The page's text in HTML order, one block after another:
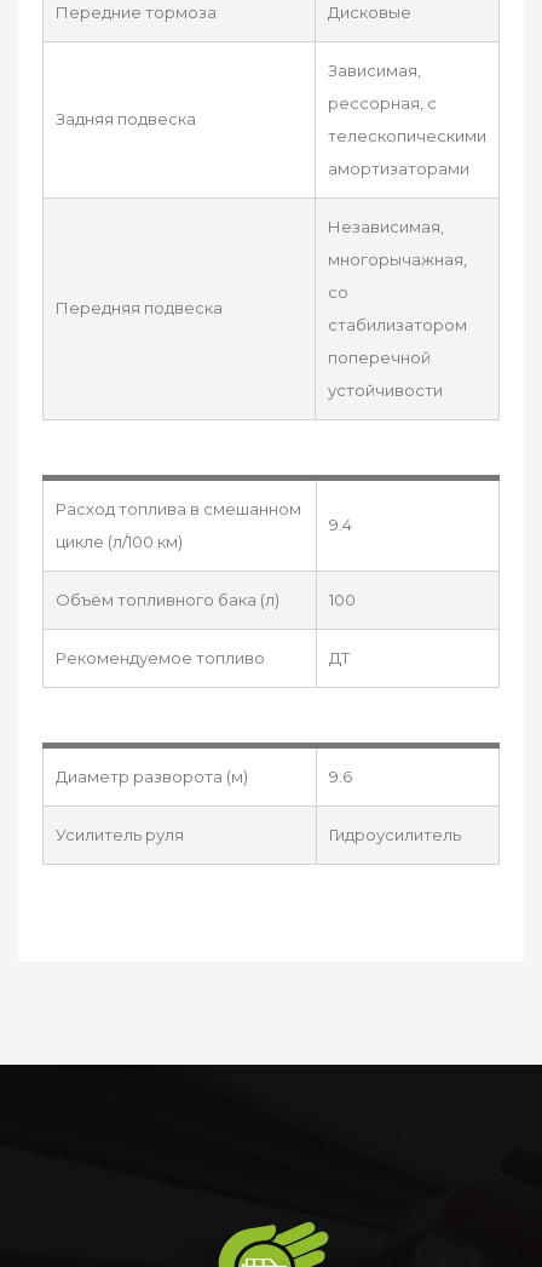
Передние тормоза Дисковые
Задняя подвеска
Зависимая,
рессорная, с
телескопическими
амортизаторами
Передняя подвеска
Независимая,
многорычажная,
со
стабилизатором
поперечной
устойчивости
Расход топлива в смешанном
цикле (л/100 км)
9.4
Объём топливного бака (л) 100
Рекомендуемое топливо ДТ
Диаметр разворота (м) 9.6
Усилитель руля Гидроусилитель